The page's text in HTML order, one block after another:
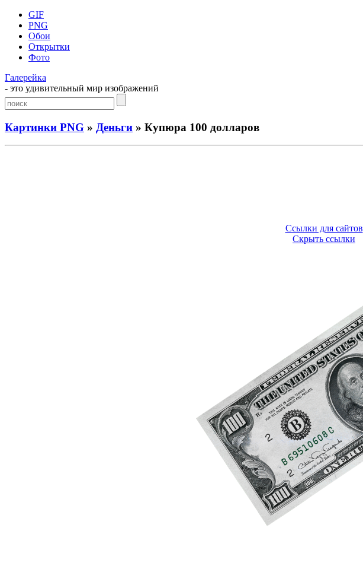
GIF
PNG
Обои
Открытки
Фото
Галерейка
- это удивительный мир изображений
Картинки PNG » Деньги » Купюра 100 долларов
Ссылки для сайтов
Скрыть ссылки